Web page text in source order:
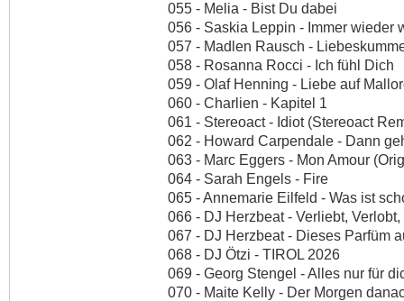
055 - Melia - Bist Du dabei
056 - Saskia Leppin - Immer wieder
057 - Madlen Rausch -
058 - Rosanna Rocci - Ich fühl Dich
059 - Olaf Henning - Liebe auf
060 - Charlien - Kapitel 1
061 - Stereoact - Idiot (Stereoact
062 - Howard Carpendale - Dann
063 - Marc Eggers - Mon Amour
064 - Sarah Engels - Fire
065 - Annemarie Eilfeld - Was ist
066 - DJ Herzbeat - Verliebt,
067 - DJ Herzbeat - Dieses Parfüm
068 - DJ Ötzi - TIROL 2026
069 - Georg Stengel - Alles nur für
070 - Maite Kelly - Der Morgen